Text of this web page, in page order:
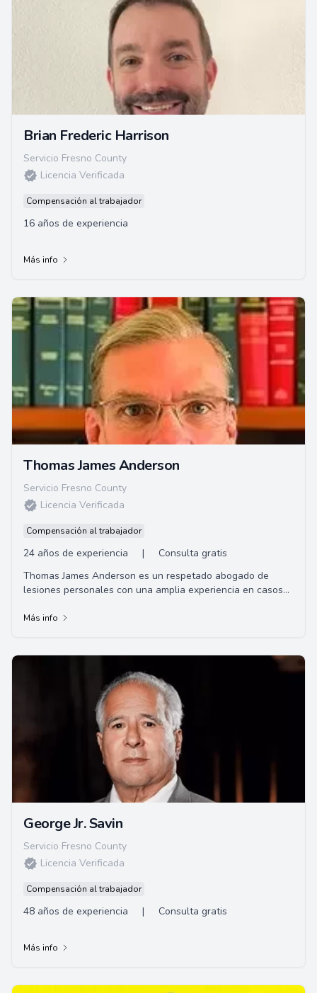
Brian Frederic Harrison
Servicio Fresno County
Licencia Verificada
Compensación al trabajador
16 años de experiencia
Más info
Thomas James Anderson
Servicio Fresno County
Licencia Verificada
Compensación al trabajador
24 años de experiencia |
Consulta gratis
Thomas James Anderson es un respetado abogado de
lesiones personales con una amplia experiencia en casos
Más info
George Jr. Savin
Servicio Fresno County
Licencia Verificada
Compensación al trabajador
48 años de experiencia | Consulta gratis
Más info